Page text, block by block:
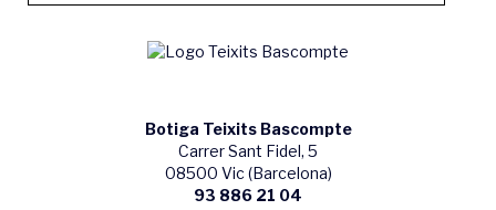
Botiga Teixits Bascompte
Carrer Sant Fidel, 5
08500 Vic (Barcelona)
93 886 21 04